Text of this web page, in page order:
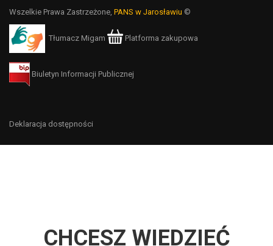
Wszelkie Prawa Zastrzeżone, PANS w Jarosławiu ©
Tłumacz Migam Platforma zakupowa
Biuletyn Informacji Publicznej
Deklaracja dostępności
CHCESZ WIEDZIEĆ